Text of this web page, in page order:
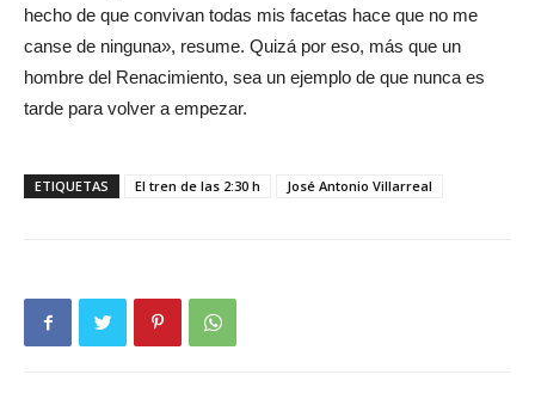
hecho de que convivan todas mis facetas hace que no me
canse de ninguna», resume. Quizá por eso, más que un
hombre del Renacimiento, sea un ejemplo de que nunca es
tarde para volver a empezar.
ETIQUETAS El tren de las 2:30 h José Antonio Villarreal